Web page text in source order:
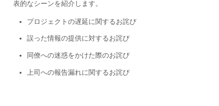
表的なシーンを紹介します。
プロジェクトの遅延に関するお詫び
誤った情報の提供に対するお詫び
同僚への迷惑をかけた際のお詫び
上司への報告漏れに関するお詫び